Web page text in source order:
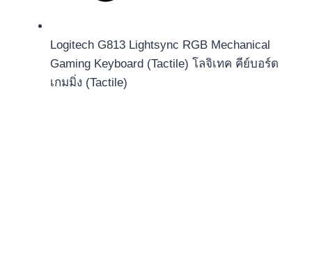
Logitech G813 Lightsync RGB Mechanical
Gaming Keyboard (Tactile) โลจิเทค คีย์บอร์ด
เกมมิ่ง (Tactile)